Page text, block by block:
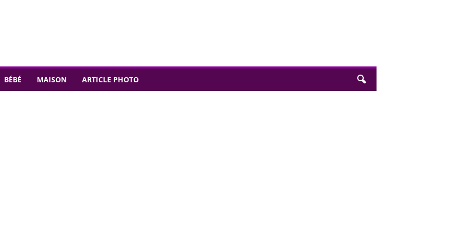
BÉBÉ MAISON ARTICLE PHOTO